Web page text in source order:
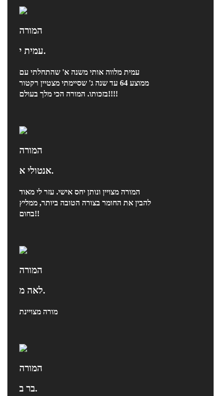
המורה
עמית י.
עמית מלווה אותי משנה א' שהתחלתי עם
ממוצע 64 עד שנה ג' שסיימתי מצטיין רקטור
בזכותו. המורה הכי מלך בעולם!!!!
המורה
אנטולי א.
המורה מצויין ונותן יחס אישי. עזר לי מאוד
להבין את החומר בצורה הטובה ביותר, ממליץ
בחום!!
המורה
לאה מ.
מורה מצויינת
המורה
בר ב.